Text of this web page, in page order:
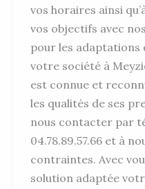
vos horaires ainsi
vos objectifs avec
pour les adaptations
votre société à
est connue et
les qualités de ses
nous contacter par
04.78.89.57.66 et à
contraintes. Avec
solution adaptée